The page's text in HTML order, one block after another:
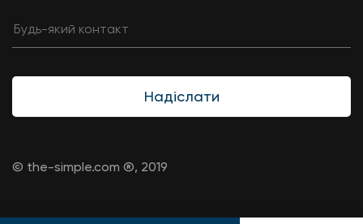
Надіслати
© the-simple.com ®, 2019